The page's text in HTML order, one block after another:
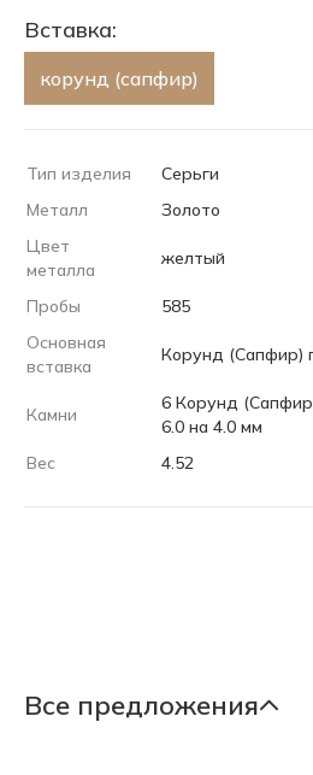
Вставка:
корунд (сапфир)
Тип изделия
Серьги
Металл
Золото
Цвет
металла
желтый
Пробы
585
Основная
вставка
Корунд (Сапфир)
Камни
6 Корунд
6.0 на 4.0 мм
Вес
4.52
Все предложения